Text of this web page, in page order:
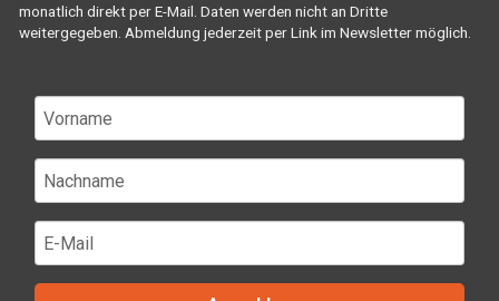
monatlich direkt per E-Mail. Daten werden nicht an Dritte
weitergegeben. Abmeldung jederzeit per Link im Newsletter möglich.